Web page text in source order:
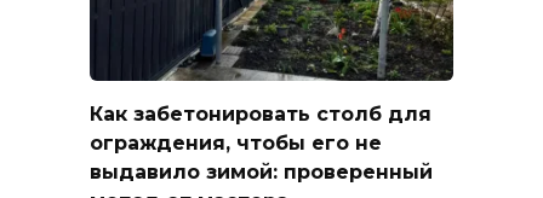
Как забетонировать столб для
ограждения, чтобы его не
выдавило зимой: проверенный